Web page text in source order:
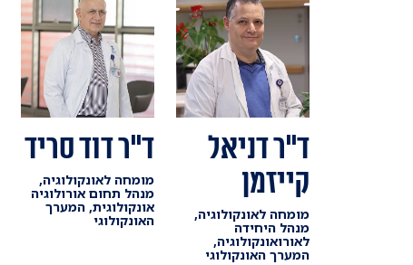
ד"ר דניאל
קייזמן
מומחה לאונקולוגיה,
מנהל היחידה
לאורואונקולוגיה,
המערך האונקולוגי
ד"ר דוד סריד
מומחה לאונקולוגיה,
מנהל תחום אורולוגיה
אונקולוגית, המערך
האונקולוגי